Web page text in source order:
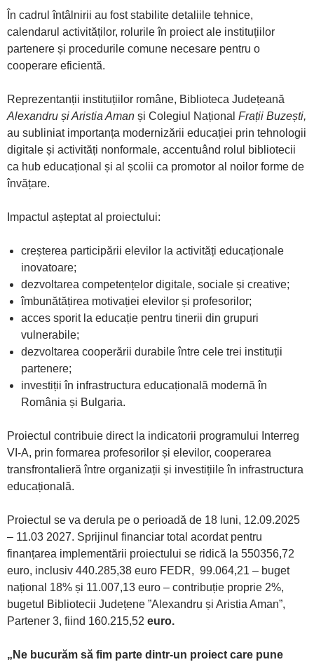
În cadrul întâlnirii au fost stabilite detaliile tehnice,
calendarul activităților, rolurile în proiect ale instituțiilor
partenere și procedurile comune necesare pentru o
cooperare eficientă.
Reprezentanții instituțiilor române, Biblioteca Județeană
Alexandru și Aristia Aman și Colegiul Național Frații Buzești,
au subliniat importanța modernizării educației prin tehnologii
digitale și activități nonformale, accentuând rolul bibliotecii
ca hub educațional și al școlii ca promotor al noilor forme de
învățare.
Impactul așteptat al proiectului:
creșterea participării elevilor la activități educaționale
inovatoare;
dezvoltarea competențelor digitale, sociale și creative;
îmbunătățirea motivației elevilor și profesorilor;
acces sporit la educație pentru tinerii din grupuri
vulnerabile;
dezvoltarea cooperării durabile între cele trei instituții
partenere;
investiții în infrastructura educațională modernă în
România și Bulgaria.
Proiectul contribuie direct la indicatorii programului Interreg
VI-A, prin formarea profesorilor și elevilor, cooperarea
transfrontalieră între organizații și investițiile în infrastructura
educațională.
Proiectul se va derula pe o perioadă de 18 luni, 12.09.2025
– 11.03 2027. Sprijinul financiar total acordat pentru
finanțarea implementării proiectului se ridică la 550356,72
euro, inclusiv 440.285,38 euro FEDR, 99.064,21 – buget
național 18% și 11.007,13 euro – contribuție proprie 2%,
bugetul Bibliotecii Județene ”Alexandru și Aristia Aman”,
Partener 3, fiind 160.215,52 euro.
„Ne bucurăm să fim parte dintr-un proiect care pune